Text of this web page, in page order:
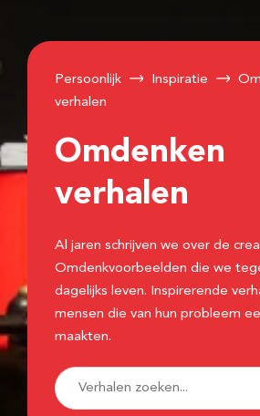
Persoonlijk Inspiratie
verhalen
Omdenken
verhalen
Al jaren schrijven we over de
Omdenkvoorbeelden die we
dagelijks leven. Inspirerende
mensen die van hun probleem
maakten.